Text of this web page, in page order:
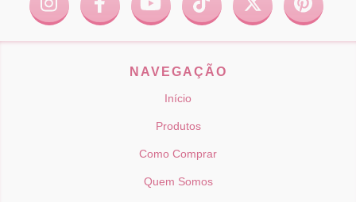
NAVEGAÇÃO
Início
Produtos
Como Comprar
Quem Somos